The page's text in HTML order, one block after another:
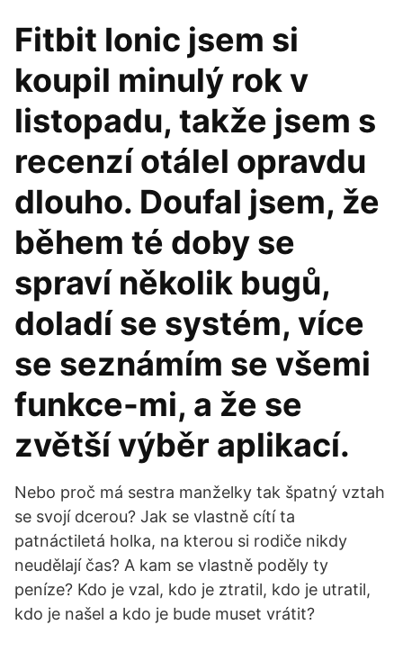
Fitbit Ionic jsem si
koupil minulý rok v
listopadu, takže jsem s
recenzí otálel opravdu
dlouho. Doufal jsem, že
během té doby se
spraví několik bugů,
doladí se systém, více
se seznámím se všemi
funkce-mi, a že se
zvětší výběr aplikací.
Nebo proč má sestra manželky tak špatný vztah
se svojí dcerou? Jak se vlastně cítí ta
patnáctiletá holka, na kterou si rodiče nikdy
neudělají čas? A kam se vlastně poděly ty
peníze? Kdo je vzal, kdo je ztratil, kdo je utratil,
kdo je našel a kdo je bude muset vrátit?